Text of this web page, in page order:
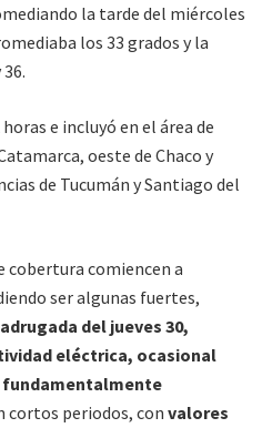
la tarde del miércoles
los 33 grados y la
e incluyó en el área de
oeste de Chaco y
de Tucumán y Santiago del
cobertura comiencen a
ser algunas fuertes,
del jueves 30,
eléctrica, ocasional
fundamentalmente
cortos periodos, con valores